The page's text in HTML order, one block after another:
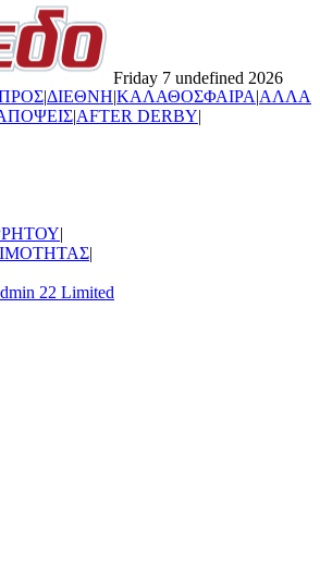
Friday 7 undefined 2026
|ΔΙΕΘΝΗ|ΚΑΛΑΘΟΣΦΑΙΡΑ|ΑΛΛΑ
|AFTER DERBY|
|
|
22 Limited